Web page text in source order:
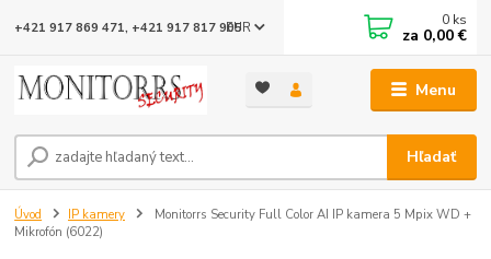
Menu
EUR
Hľadať
+421 917 869 471, +421 917 817 905 0 ks
za 0,00 €
Úvod IP kamery
Monitorrs Security Full Color AI IP kamera 5 Mpix WD +
Mikrofón (6022)